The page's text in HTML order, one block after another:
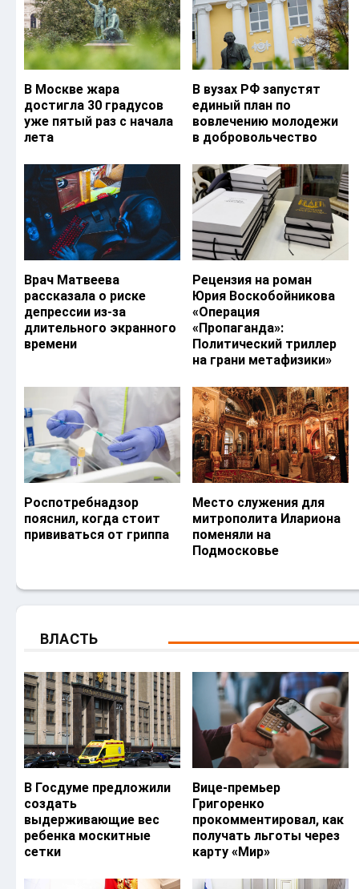
В Москве жара
достигла 30 градусов
уже пятый раз с начала
лета
В вузах РФ запустят
единый план по
вовлечению молодежи
в добровольчество
Врач Матвеева
рассказала о риске
депрессии из-за
длительного экранного
времени
Рецензия на роман
Юрия Воскобойникова
«Операция
«Пропаганда»:
Политический триллер
на грани метафизики»
Роспотребнадзор
пояснил, когда стоит
прививаться от гриппа
Место служения для
митрополита Илариона
поменяли на
Подмосковье
ВЛАСТЬ
В Госдуме предложили
создать
выдерживающие вес
ребенка москитные
сетки
Вице-премьер
Григоренко
прокомментировал, как
получать льготы через
карту «Мир»